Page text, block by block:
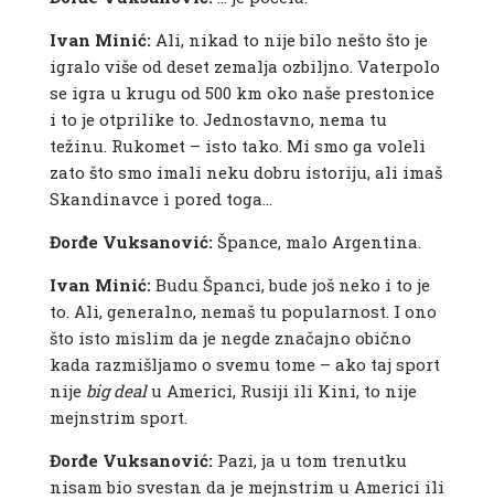
Ivan Minić:Ali, nikad to nije bilo nešto što je
igralo više od deset zemalja ozbiljno. Vaterpolo
se igra u krugu od 500 km oko naše prestonice
i to je otprilike to. Jednostavno, nema tu
težinu. Rukomet – isto tako. Mi smo ga voleli
zato što smo imali neku dobru istoriju, ali imaš
Skandinavce i pored toga…
Đorđe Vuksanović:Špance, malo Argentina.
Ivan Minić:Budu Španci, bude još neko i to je
to. Ali, generalno, nemaš tu popularnost. I ono
što isto mislim da je negde značajno obično
kada razmišljamo o svemu tome – ako taj sport
nije big dealu Americi, Rusiji ili Kini, to nije
mejnstrim sport.
Đorđe Vuksanović:Pazi, ja u tom trenutku
nisam bio svestan da je mejnstrim u Americi ili